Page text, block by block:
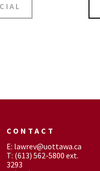
CONTACT
E: lawrev@uottawa.ca
T: (613) 562-5800 ext.
3293